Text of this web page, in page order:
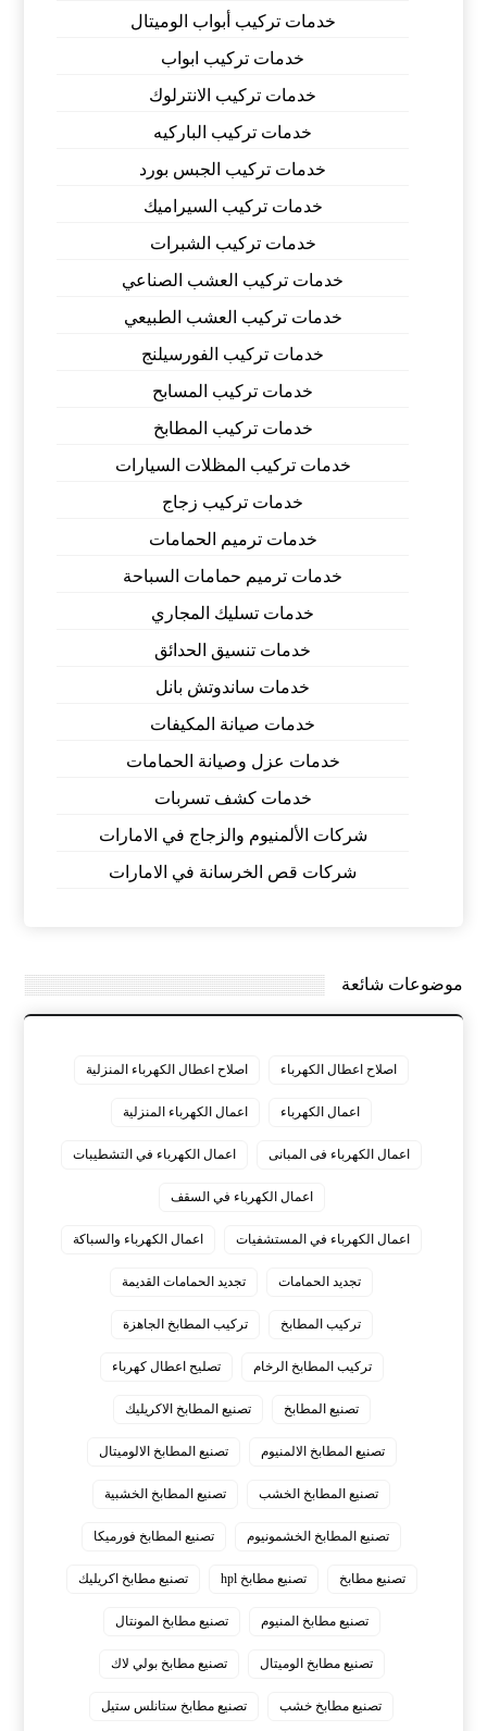
خدمات تركيب أبواب الوميتال
خدمات تركيب ابواب
خدمات تركيب الانترلوك
خدمات تركيب الباركيه
خدمات تركيب الجبس بورد
خدمات تركيب السيراميك
خدمات تركيب الشبرات
خدمات تركيب العشب الصناعي
خدمات تركيب العشب الطبيعي
خدمات تركيب الفورسيلنج
خدمات تركيب المسابح
خدمات تركيب المطابخ
خدمات تركيب المظلات السيارات
خدمات تركيب زجاج
خدمات ترميم الحمامات
خدمات ترميم حمامات السباحة
خدمات تسليك المجاري
خدمات تنسيق الحدائق
خدمات ساندوتش بانل
خدمات صيانة المكيفات
خدمات عزل وصيانة الحمامات
خدمات كشف تسربات
شركات الألمنيوم والزجاج في الامارات
شركات قص الخرسانة في الامارات
موضوعات شائعة
اصلاح اعطال الكهرباء اصلاح اعطال الكهرباء المنزلية
اعمال الكهرباء اعمال الكهرباء المنزلية
اعمال الكهرباء فى المبانى اعمال الكهرباء في التشطيبات
اعمال الكهرباء في السقف
اعمال الكهرباء في المستشفيات اعمال الكهرباء والسباكة
تجديد الحمامات تجديد الحمامات القديمة
تركيب المطابخ تركيب المطابخ الجاهزة
تركيب المطابخ الرخام تصليح اعطال كهرباء
تصنيع المطابخ تصنيع المطابخ الاكريليك
تصنيع المطابخ الالمنيوم تصنيع المطابخ الالوميتال
تصنيع المطابخ الخشب تصنيع المطابخ الخشبية
تصنيع المطابخ الخشمونيوم تصنيع المطابخ فورميكا
تصنيع مطابخ تصنيع مطابخ hpl تصنيع مطابخ اكريليك
تصنيع مطابخ المنيوم تصنيع مطابخ المونتال
تصنيع مطابخ الوميتال تصنيع مطابخ بولي لاك
تصنيع مطابخ خشب تصنيع مطابخ ستانلس ستيل